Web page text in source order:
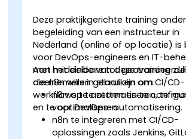
Deze praktijkgerichte training onder
begeleiding van een instructeur in
Nederland (online of op locatie) is
voor DevOps-engineers en IT-
met middelbare tot geavanceerde
die n8n willen gebruiken om CI/CD-
workflows te automatiseren, te
en te optimaliseren.
Aan het einde van deze training
deelnemers in staat zijn om:
n8n op te zetten en te
voor DevOps-automatisering.
n8n te integreren met CI/CD-
oplossingen zoals Jenkins,